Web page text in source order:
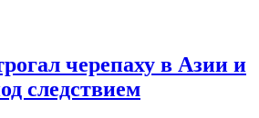
черепаху в Азии и
следствием